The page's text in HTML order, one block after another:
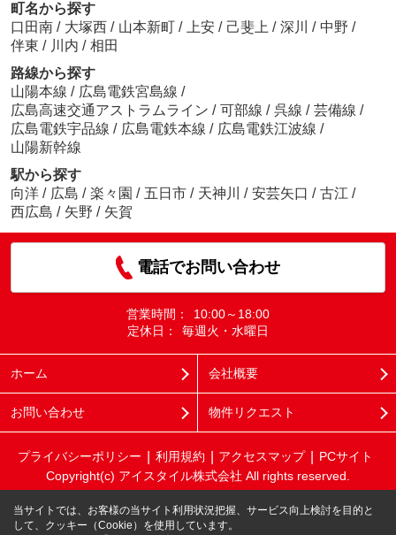
町名から探す
口田南 / 大塚西 / 山本新町 / 上安 / 己斐上 / 深川 / 中野 /
伴東 / 川内 / 相田
路線から探す
山陽本線 / 広島電鉄宮島線 /
広島高速交通アストラムライン / 可部線 / 呉線 / 芸備線 /
広島電鉄宇品線 / 広島電鉄本線 / 広島電鉄江波線 /
山陽新幹線
駅から探す
向洋 / 広島 / 楽々園 / 五日市 / 天神川 / 安芸矢口 / 古江 /
西広島 / 矢野 / 矢賀
電話でお問い合わせ
営業時間：
10:00～18:00
定休日：
毎週火・水曜日
ホーム 会社概要
お問い合わせ 物件リクエスト
プライバシーポリシー 利用規約 アクセスマップ
PCサイト
Copyright(c) アイスタイル株式会社 All rights reserved.
当サイトでは、お客様の当サイト利用状況把握、サービス向上検討を目的と
して、クッキー（Cookie）を使用しています。